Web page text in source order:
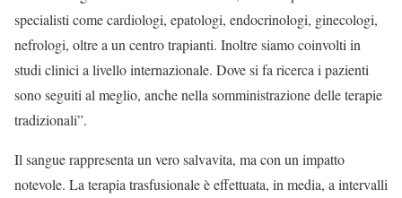
specialisti come cardiologi, epatologi, endocrinologi, ginecologi,
nefrologi, oltre a un centro trapianti. Inoltre siamo coinvolti in
studi clinici a livello internazionale. Dove si fa ricerca i pazienti
sono seguiti al meglio, anche nella somministrazione delle terapie
tradizionali”.
Il sangue rappresenta un vero salvavita, ma con un impatto
notevole. La terapia trasfusionale è effettuata, in media, a intervalli